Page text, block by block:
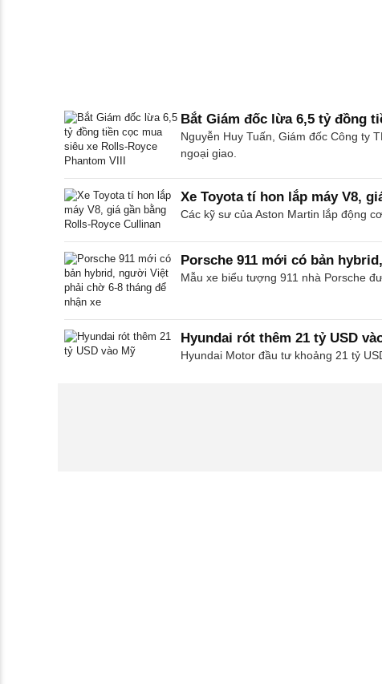
Bắt Giám đốc lừa 6,5 tỷ đồng
Nguyễn Huy Tuấn, Giám đốc Công ty
ngoại giao.
Xe Toyota tí hon lắp máy V8,
Các kỹ sư của Aston Martin lắp động
Porsche 911 mới có bản
Mẫu xe biểu tượng 911 nhà Porsche
Hyundai rót thêm 21 tỷ USD
Hyundai Motor đầu tư khoảng 21 tỷ